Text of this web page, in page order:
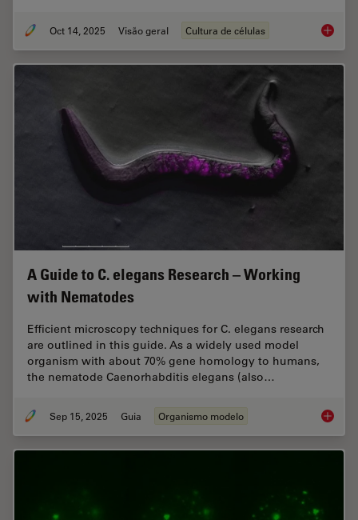
Oct 14, 2025 Visão geral Cultura de células
A Guide to C. elegans Research – Working
with Nematodes
Efficient microscopy techniques for C. elegans research
are outlined in this guide. As a widely used model
organism with about 70% gene homology to humans,
the nematode Caenorhabditis elegans (also…
Sep 15, 2025 Guia Organismo modelo A